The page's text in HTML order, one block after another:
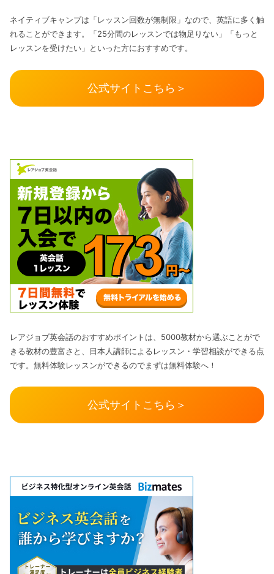
ネイティブキャンプは「レッスン回数が無制限」なので、英語に多く触
れることができます。「25分間のレッスンでは物足りない」「もっと
レッスンを受けたい」といった方におすすめです。
公式サイトこちら＞
レアジョブ英会話のおすすめポイントは、5000教材から選ぶことがで
きる教材の豊富さと、日本人講師によるレッスン・学習相談ができる点
です。無料体験レッスンができるのでまずは無料体験へ！
公式サイトこちら＞